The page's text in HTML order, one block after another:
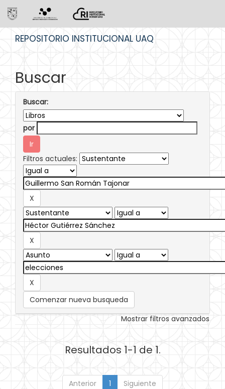
REPOSITORIO INSTITUCIONAL UAQ
Buscar
Buscar:
por
Filtros actuales:
Comenzar nueva busqueda
Mostrar filtros avanzados
Resultados 1-1 de 1.
Anterior 1 Siguiente